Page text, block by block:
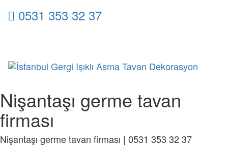
0531 353 32 37
Nişantaşı germe tavan
firması
Nişantaşı germe tavan firması | 0531 353 32 37